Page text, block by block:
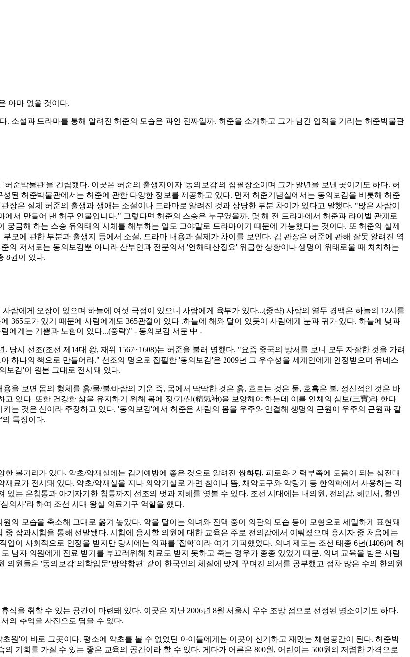
아마 없을 것이다.
. 소설과 드라마를 통해 알려진 허준의 모습은 과연 진짜일까. 허준을 소개하고 그가 남긴 업적을 기리는 허준박물관
'허준박물관'을 건립했다. 이곳은 허준의 출생지이자 '동의보감'의 집필장소이며 그가 말년을 보낸 곳이기도 하다. 허
성된 허준박물관에서는 허준에 관한 다양한 정보를 제공하고 있다. 먼저 허준기념실에서는 동의보감을 비롯해 허준
장은 실제 허준의 출생과 생애는 소설이나 드라마로 알려진 것과 상당한 부분 차이가 있다고 말했다. "많은 사람이
에서 만들어 낸 허구 인물입니다." 그렇다면 허준의 스승은 누구였을까. 몇 해 전 드라마에서 허준과 라이벌 관계로
궁금해 하는 스승 유의태의 시체를 해부하는 일도 그야말로 드라마이기 때문에 가능했다는 것이다. 또 허준의 실제
부모에 관한 부분과 출생지 등에서 소설, 드라마 내용과 실제가 차이를 보인다. 김 관장은 허준에 관해 잘못 알려진 역
의 저서로는 동의보감뿐 아니라 산부인과 전문의서 '언해태산집요' 위급한 상황이나 생명이 위태로울 때 처치하는
8권이 있다.
람에게 오장이 있으며 하늘에 여섯 극점이 있으니 사람에게 육부가 있다...(중략) 사람의 열두 경맥은 하늘의 12시를
365도가 있기 때문에 사람에게도 365관절이 있다 .하늘에 해와 달이 있듯이 사람에게 눈과 귀가 있다. 하늘에 낮과
에게는 기쁨과 노함이 있다...(중략)" - 동의보감 서문 中 -
. 당시 선조(조선 제 14대 왕, 재위 1567~1608)는 허준을 불러 명했다. "요즘 중국의 방서를 보니 모두 자잘한 것을 가려
하나의 책으로 만들어라." 선조의 명으로 집필한 '동의보감'은 2009년 그 우수성을 세계인에게 인정받으며 유네스
보감'이 원본 그대로 전시돼 있다.
용을 보면 몸의 형체를 흙/물/불/바람의 기운 즉, 몸에서 딱딱한 것은 흙, 흐르는 것은 물, 호흡은 불, 정신적인 것은 바
고 있다. 또한 건강한 삶을 유지하기 위해 몸에 정/기 /신(精氣神)을 보양해야 하는데 이를 인체의 삼보(三寶)라 한다.
키는 것은 신이라 주장하고 있다. '동의보감'에서 허준은 사람의 몸을 우주와 연결해 생명의 근원이 우주의 근원과 같
'의 특징이다.
한 볼거리가 있다. 약초/약재실에는 감기예방에 좋은 것으로 알려진 쌍화탕, 피로와 기력부족에 도움이 되는 십전대
재료가 전시돼 있다. 약초/약재실을 지나 의약기실로 가면 침이나 뜸, 채약도구와 약탕기 등 한의학에서 사용하는 각
있는 은침통과 아기자기한 침통까지 선조의 멋과 지혜를 엿볼 수 있다. 조선 시대에는 내의원 , 전의감, 혜민서 , 활인
'삼의사'라 하여 조선 시대 왕실 의료기구 역할을 했다.
의 모습을 축소해 그대로 옮겨 놓았다. 약을 달이는 의녀와 진맥 중이 의관의 모습 등이 모형으로 세밀하게 표현돼
중 잡과시험을 통해 선발됐다. 시험에 응시할 의원에 대한 교육은 주로 전의감에서 이뤄졌으며 응시자 중 처음에는
업이 사회적으로 인정을 받지만 당시에는 의과를 '잡학'이라 여겨 기피했었다. 의녀 제도는 조선 태종 6년(1406)에 허
남자 의원에게 진료 받기를 부끄러워해 치료도 받지 못하고 죽는 경우가 종종 있었기 때문. 의녀 교육을 받은 사람
의원들은 '동의보감''의학입문''방약합편' 같이 한국인의 체질에 맞게 꾸며진 의서를 공부했고 점차 많은 수의 한의원
식을 취할 수 있는 공간이 마련돼 있다. 이곳은 지난 2006년 8월 서울시 우수 조망 점으로 선정된 명소이기도 하다.
의 추억을 사진으로 담을 수 있다.
초원'이 바로 그곳이다. 평소에 약초를 볼 수 없었던 아이들에게는 이곳이 신기하고 재밌는 체험공간이 된다. 허준박
기회를 가질 수 있는 좋은 교육의 공간이라 할 수 있다. 게다가 어른은 800원 , 어린이는 500원의 저렴한 가격으로